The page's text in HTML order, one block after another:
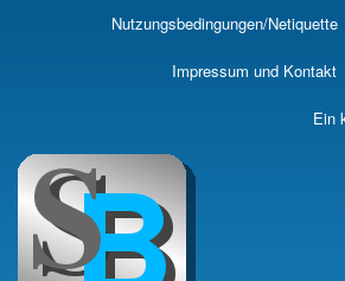
Skip
main
Nutzungsbedingungen/Netiquette
Impressum und Kontakt
Ein